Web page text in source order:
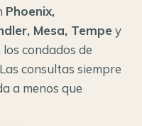
Phoenix,
Mesa, Tempe y
condados de
consultas siempre
a menos que